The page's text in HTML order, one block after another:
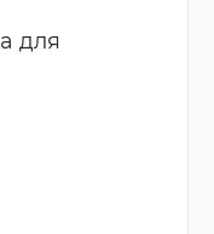
для